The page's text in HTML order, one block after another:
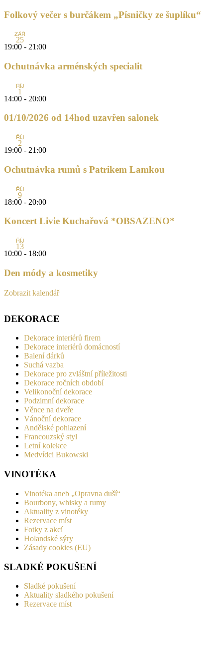
Folkový večer s burčákem „Písničky ze šuplíku“
ZÁŘ
25
19:00 - 21:00
Ochutnávka arménských specialit
ŘÍJ
1
14:00 - 20:00
01/10/2026 od 14hod uzavřen salonek
ŘÍJ
2
19:00 - 21:00
Ochutnávka rumů s Patrikem Lamkou
ŘÍJ
9
18:00 - 20:00
Koncert Livie Kuchařová *OBSAZENO*
ŘÍJ
13
10:00 - 18:00
Den módy a kosmetiky
Zobrazit kalendář
DEKORACE
Dekorace interiérů firem
Dekorace interiérů domácností
Balení dárků
Suchá vazba
Dekorace pro zvláštní příležitosti
Dekorace ročních období
Velikonoční dekorace
Podzimní dekorace
Věnce na dveře
Vánoční dekorace
Andělské pohlazení
Francouzský styl
Letní kolekce
Medvídci Bukowski
VINOTÉKA
Vinotéka aneb „Opravna duší“
Bourbony, whisky a rumy
Aktuality z vinotéky
Rezervace míst
Fotky z akcí
Holandské sýry
Zásady cookies (EU)
SLADKÉ POKUŠENÍ
Sladké pokušení
Aktuality sladkého pokušení
Rezervace míst